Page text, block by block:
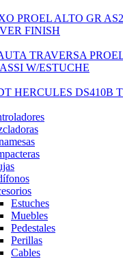
PROEL ALTO GR
FINISH
TRAVERSA
W/ESTUCHE
HERCULES DS410B
Estuches
Muebles
Pedestales
Perillas
Cables